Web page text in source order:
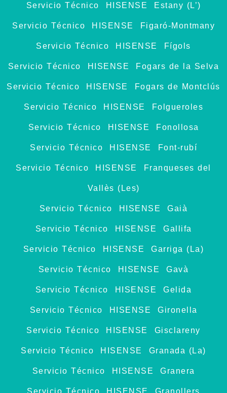
Servicio Técnico HISENSE Estany (L’)
Servicio Técnico HISENSE Figaró-Montmany
Servicio Técnico HISENSE Fígols
Servicio Técnico HISENSE Fogars de la Selva
Servicio Técnico HISENSE Fogars de Montclús
Servicio Técnico HISENSE Folgueroles
Servicio Técnico HISENSE Fonollosa
Servicio Técnico HISENSE Font-rubí
Servicio Técnico HISENSE Franqueses del
Vallès (Les)
Servicio Técnico HISENSE Gaià
Servicio Técnico HISENSE Gallifa
Servicio Técnico HISENSE Garriga (La)
Servicio Técnico HISENSE Gavà
Servicio Técnico HISENSE Gelida
Servicio Técnico HISENSE Gironella
Servicio Técnico HISENSE Gisclareny
Servicio Técnico HISENSE Granada (La)
Servicio Técnico HISENSE Granera
Servicio Técnico HISENSE Granollers